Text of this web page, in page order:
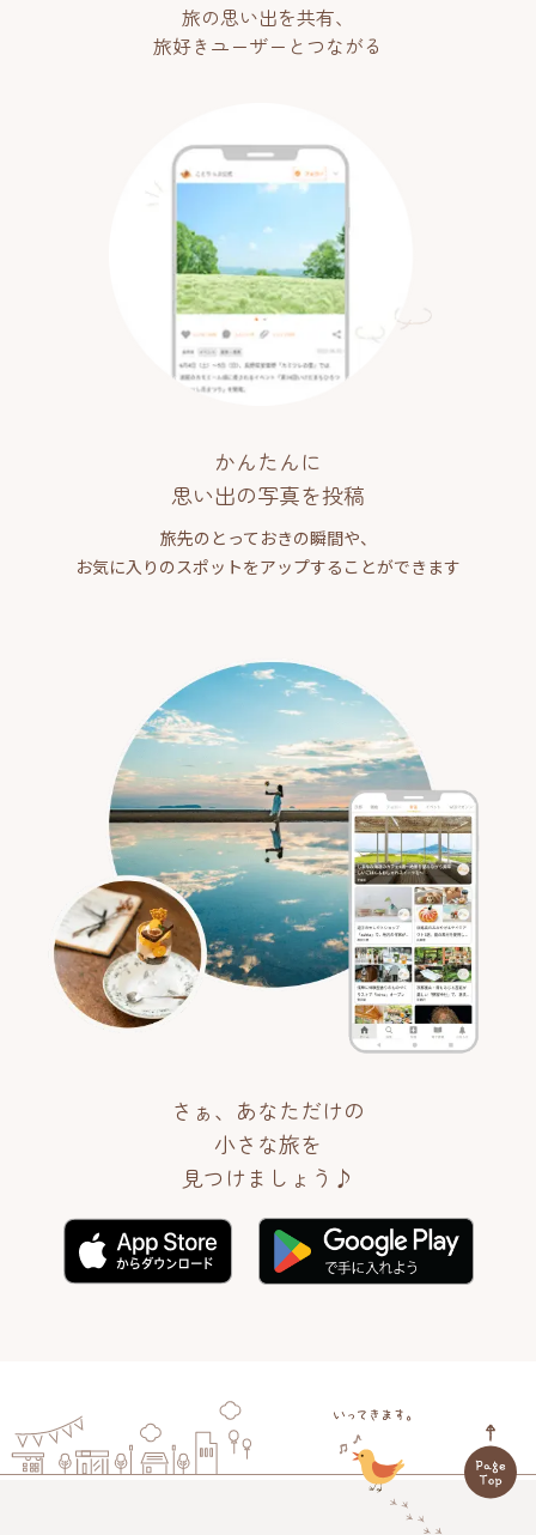
旅の思い出を共有、
旅好きユーザーとつながる
かんたんに
思い出の写真を投稿
旅先のとっておきの瞬間や、
お気に入りのスポットをアップすることができます
さぁ、あなただけの
小さな旅を
見つけましょう♪